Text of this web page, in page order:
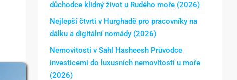
důchodce klidný život u Rudého moře (2026)
Nejlepší čtvrti v Hurghadě pro pracovníky na
dálku a digitální nomády (2026)
Nemovitosti v Sahl Hasheesh Průvodce
investicemi do luxusních nemovitostí u moře
(2026)